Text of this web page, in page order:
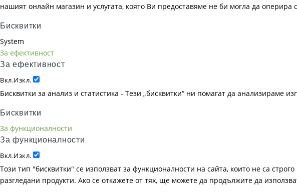
нашият онлайн магазин и услугата, която Ви предоставяме не би могла да
Бисквитки
System
За ефективност
За ефективност
Вкл.Изкл.
Бисквитки за анализ и статистика - Тези „бисквитки“ ни помагат да анализираме
Бисквитки
За функционалности
За функционалности
Вкл.Изкл.
Този тип "бисквитки" се използват за функционалности на сайта, които не са
разгледани продукти. Ако се откажете от тях, ще можете да продължите да